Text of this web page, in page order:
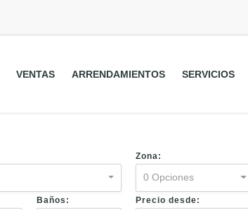
VENTAS ARRENDAMIENTOS SERVICIOS
Zona:
0 Opciones
Baños: Precio desde: